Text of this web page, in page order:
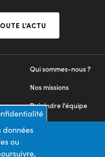
L'ACTU
Qui sommes-nous ?
Nos missions
Rejoindre l'équipe
Nous contacter
données
ou